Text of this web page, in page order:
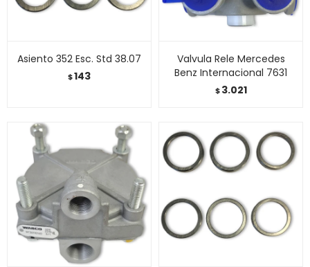
Asiento 352 Esc. Std 38.07
$143
Valvula Rele Mercedes
Benz Internacional 7631
$ 3.021